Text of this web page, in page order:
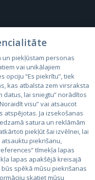
piekļūstam personas
vai unikālajiem
opciju “Es piekrītu”, tiek
kas atbalsta zem virsraksta
datus, lai sniegtu” norādītos
visu” vai atsaucot
atspējotas. Ja izsekošanas
satura un reklāmām
piekļūt šai izvēlnei, lai
piekrišanu,
tīmekļa lapas
lapas apakšējā kreisajā
spēkā mūsu piekrišanas
skatiet mūsu